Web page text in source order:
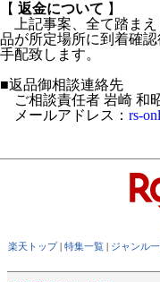
【 返金について 】
上記事案、全て踏まえ
品が所定場所に到着確
手配致します。
■返品御相談連絡先
ご相談責任者 岩崎 和
メールアドレス： rs-
楽天トップ
特集一覧 ジャンル